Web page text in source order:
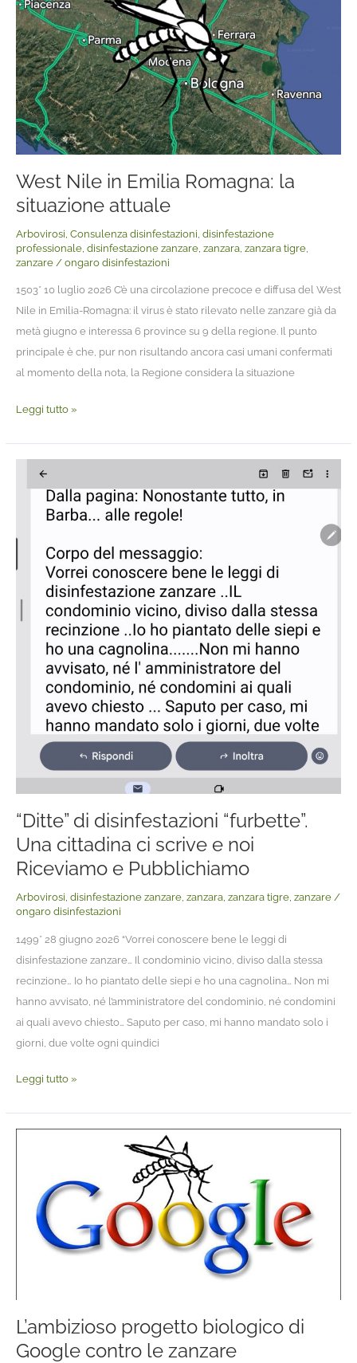
West Nile in Emilia Romagna: la
situazione attuale
Arbovirosi Consulenza disinfestazioni disinfestazione
professionale, disinfestazione zanzare, zanzara, zanzara tigre,
zanzare/ ongaro disinfestazioni
1503* 10 luglio 2026 C’è una circolazione precoce e diffusa del West
Nile in Emilia-Romagna: il virus è stato rilevato nelle zanzare già da
metà giugno e interessa 6 province su 9 della regione. Il punto
principale è che, pur non risultando ancora casi umani confermati
al momento della nota, la Regione considera la situazione
Nile
in
Emilia
Romagna:
la
situazione
attuale
Leggi tutto »
“Ditte” di disinfestazioni “furbette”.
Una cittadina ci scrive e noi
Riceviamo e Pubblichiamo
Arbovirosi disinfestazione zanzare, zanzara, zanzara tigre, zanzare/
ongaro disinfestazioni
1499* 28 giugno 2026 “Vorrei conoscere bene le leggi di
disinfestazione zanzare… Il condominio vicino, diviso dalla stessa
recinzione… Io ho piantato delle siepi e ho una cagnolina… Non mi
hanno avvisato, né l’amministratore del condominio, né condomini
ai quali avevo chiesto… Saputo per caso, mi hanno mandato solo i
giorni, due volte ogni quindici
“Ditte”
disinfestazioni
cittadina
Riceviamo
Pubblichiamo
Leggi tutto »
L’ambizioso progetto biologico di
Google contro le zanzare
biologico
Google
contro